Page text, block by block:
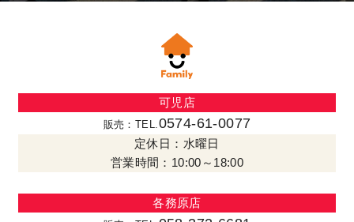
可児店
販売：TEL.0574-61-0077
定休日：水曜日
営業時間：10:00～18:00
各務原店